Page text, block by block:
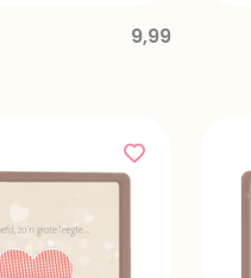
9,99